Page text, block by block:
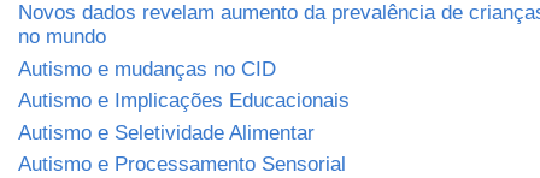
Novos dados revelam aumento da prevalência de
no mundo
Autismo e mudanças no CID
Autismo e Implicações Educacionais
Autismo e Seletividade Alimentar
Autismo e Processamento Sensorial